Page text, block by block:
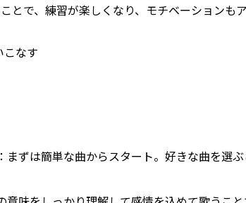
とで、練習が楽しくなり、モチベーションもア
こなす
：まずは簡単な曲からスタート。好きな曲を選